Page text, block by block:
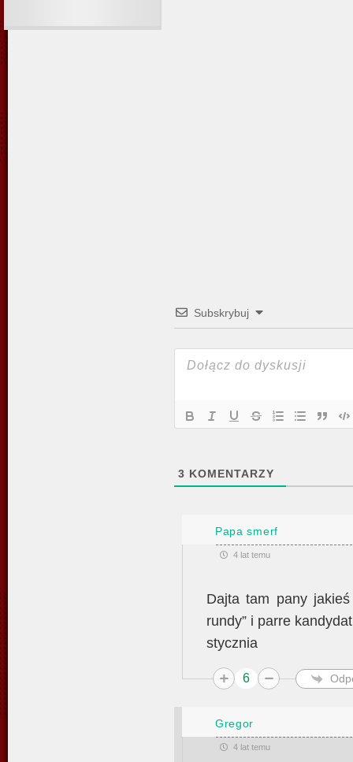
Subskrybuj
3 KOMENTARZY
Papa smerf
4 lat temu
Dajta tam pany jakieś
rundy” i parre
stycznia
6
Gregor
4 lat temu